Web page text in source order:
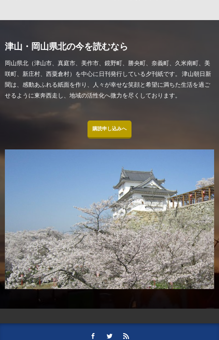
津山・岡山県北の今を読むなら
岡山県北（津山市、真庭市、美作市、鏡野町、勝央町、奈義町、久米南町、美
咲町、新庄村、西粟倉村）を中心に日刊発行している夕刊紙です。 津山朝日新
聞は、感動あふれる紙面を作り、人々が幸せな笑顔と希望に満ちた生活を過ご
せるように東奔西走し、地域の活性化へ微力を尽くしております。
購読申し込みへ